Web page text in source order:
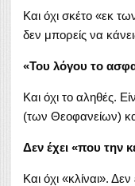
Και όχι σκέτο «εκ
δεν μπορείς να
«Του λόγου το
Και όχι το αληθές.
(των Θεοφανείων)
Δεν έχει «που την
Και όχι «κλίναι».